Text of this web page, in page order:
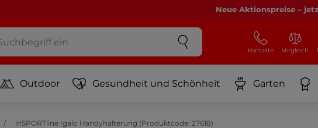
Neue Aktionspreise –
Kontakte Vergleich
Outdoor Gesundheit und Schönheit Garten
inSPORTline Igalo Handyhalterung (Produktcode: 27618)